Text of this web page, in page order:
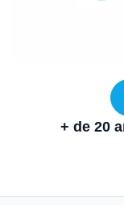
+ de 20